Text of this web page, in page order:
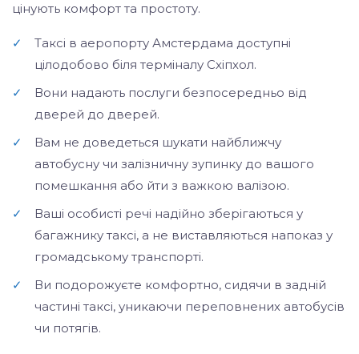
цінують комфорт та простоту.
✓
Таксі в аеропорту Амстердама доступні
цілодобово біля терміналу Схіпхол.
✓
Вони надають послуги безпосередньо від
дверей до дверей.
✓
Вам не доведеться шукати найближчу
автобусну чи залізничну зупинку до вашого
помешкання або йти з важкою валізою.
✓
Ваші особисті речі надійно зберігаються у
багажнику таксі, а не виставляються напоказ у
громадському транспорті.
✓
Ви подорожуєте комфортно, сидячи в задній
частині таксі, уникаючи переповнених автобусів
чи потягів.